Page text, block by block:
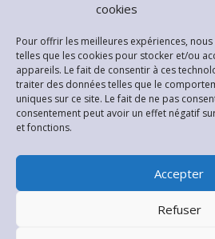
cookies
Pour offrir les meilleures expériences,
telles que les cookies pour stocker et/ou
appareils. Le fait de consentir à ces
traiter des données telles que le
uniques sur ce site. Le fait de ne pas
consentement peut avoir un effet négatif
et fonctions.
Accepter
Refuser
Articles récents
INTERDICTION PETARDS ET
Arrêté Sècheresse
Fermeture Mairie
Planning Permanences Rénovation
Pollution de l’Air par les particules
Commentaires